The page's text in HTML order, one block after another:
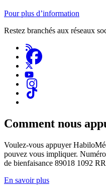
Pour plus d’information
Restez branchés aux réseaux
Comment nous
Voulez-vous appuyer
pouvez vous impliquer.
de bienfaisance 89018 1092
En savoir plus